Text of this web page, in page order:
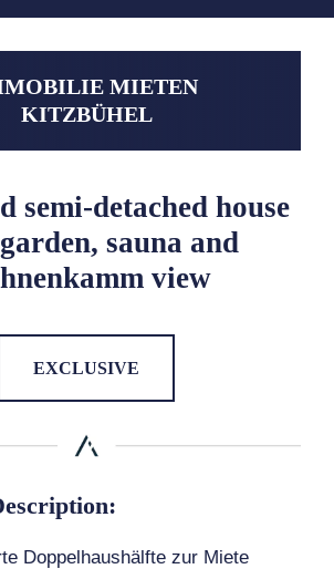
MIETEN
KITZBÜHEL
semi-detached house
sauna and
view
EXCLUSIVE
Doppelhaushälfte zur Miete